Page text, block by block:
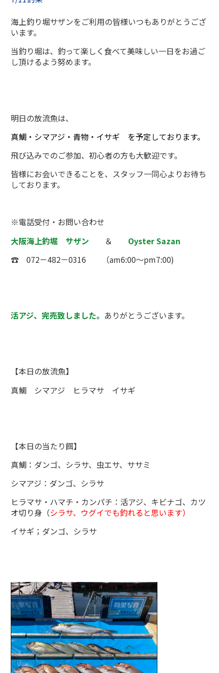
海上釣り堀サザンをご利用の皆様いつもありがとうござ
います。
当釣り堀は、釣って楽しく食べて美味しい一日をお過ご
し頂けるよう努めます。
明日の放流魚は、
真鯛・シマアジ・青物・イサギ を予定しております。
飛び込みでのご参加、初心者の方も大歓迎です。
皆様にお会いできることを、スタッフ一同心よりお待ち
しております。
※電話受付・お問い合わせ
大阪海上釣堀 サザン ＆ Oyster Sazan
☎ 072－482－0316 （am6:00～pm7:00)
活アジ、完売致しました。 ありがとうございます。
【本日の放流魚】
真鯛 シマアジ ヒラマサ イサギ
【本日の当たり餌】
真鯛：ダンゴ、シラサ、虫エサ、ササミ
シマアジ：ダンゴ、シラサ
ヒラマサ・ハマチ・カンパチ：活アジ、キビナゴ、カツ
オ切り身（シラサ、ウグイでも釣れると思います）
イサギ；ダンゴ、シラサ